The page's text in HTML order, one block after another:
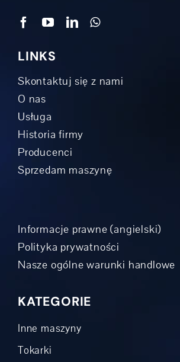
LINKS
Skontaktuj się z nami
O nas
Usługa
Historia firmy
Producenci
Sprzedam maszynę
Informacje prawne (angielski)
Polityka prywatności
Nasze ogólne warunki handlowe
KATEGORIE
Inne maszyny
Tokarki